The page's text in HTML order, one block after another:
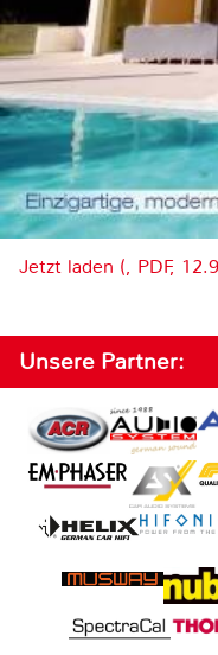
Jetzt laden (, PDF,
Unsere Partner: